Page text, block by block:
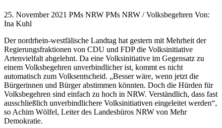
25. November 2021 PMs NRW PMs NRW / Volksbegehren Von:
Ina Kuhl
Der nordrhein-westfälische Landtag hat gestern mit Mehrheit der
Regierungsfraktionen von CDU und FDP die Volksinitiative
Artenvielfalt abgelehnt. Da eine Volksinitiative im Gegensatz zu
einem Volksbegehren unverbindlicher ist, kommt es nicht
automatisch zum Volksentscheid. „Besser wäre, wenn jetzt die
Bürgerinnen und Bürger abstimmen könnten. Doch die Hürden für
Volksbegehren sind einfach zu hoch in NRW. Verständlich, dass fast
ausschließlich unverbindlichere Volksinitiativen eingeleitet werden“,
so Achim Wölfel, Leiter des Landesbüros NRW von Mehr
Demokratie.